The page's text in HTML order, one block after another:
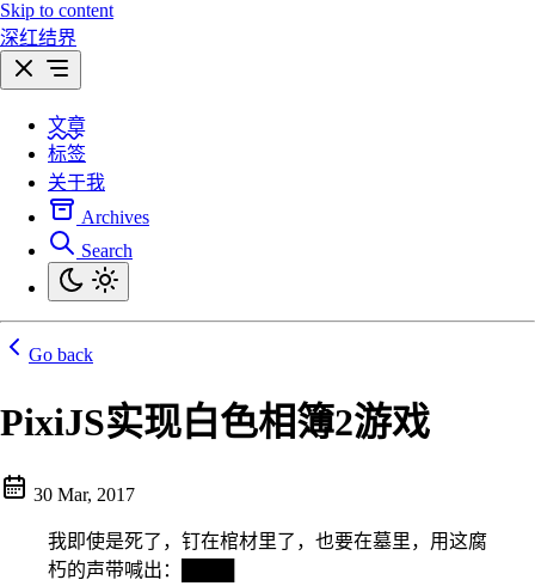
Skip to content
深红结界
文章
标签
关于我
Archives
Search
Go back
PixiJS实现白色相簿2游戏
30 Mar, 2017
我即使是死了，钉在棺材里了，也要在墓里，用这腐
朽的声带喊出：████